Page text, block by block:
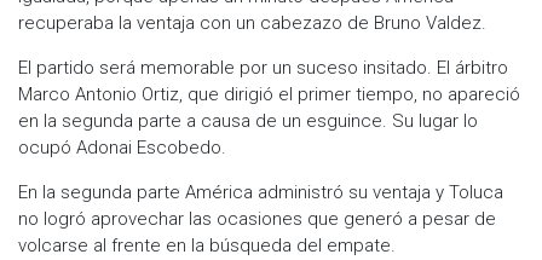
recuperaba la ventaja con un cabezazo de Bruno Valdez.
El partido será memorable por un suceso insitado. El árbitro
Marco Antonio Ortiz, que dirigió el primer tiempo, no apareció
en la segunda parte a causa de un esguince. Su lugar lo
ocupó Adonai Escobedo.
En la segunda parte América administró su ventaja y Toluca
no logró aprovechar las ocasiones que generó a pesar de
volcarse al frente en la búsqueda del empate.